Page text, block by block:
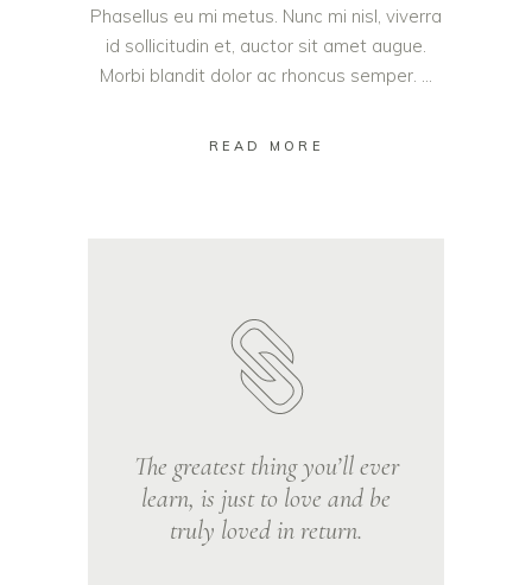
Phasellus eu mi metus. Nunc mi nisl, viverra
id sollicitudin et, auctor sit amet augue.
Morbi blandit dolor ac rhoncus semper.
READ MORE
The greatest thing you’ll ever
learn, is just to love and be
truly loved in return.